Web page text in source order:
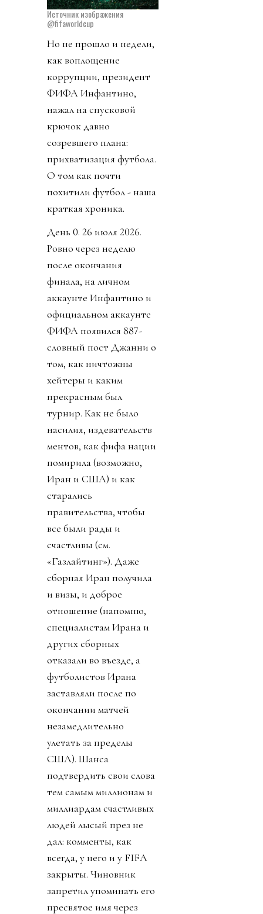
Источник изображения
@fifaworldcup
Но не прошло и недели,
как воплощение
коррупции, президент
ФИФА Инфантино,
нажал на спусковой
крючок давно
созревшего плана:
прихватизация футбола.
О том как почти
похитили футбол - наша
краткая хроника.
День 0. 26 июля 2026.
Ровно через неделю
после окончания
финала, на личном
аккаунте Инфантино и
официальном аккаунте
ФИФА появился 887-
словный пост Джанни о
том, как ничтожны
хейтеры и каким
прекрасным был
турнир. Как не было
насилия, издевательств
ментов, как фифа нации
помирила (возможно,
Иран и США) и как
старались
правительства, чтобы
все были рады и
счастливы (см.
«Газлайтинг»). Даже
сборная Иран получила
и визы, и доброе
отношение (напомню,
специалистам Ирана и
других сборных
отказали во въезде, а
футболистов Ирана
заставляли после по
окончании матчей
незамедлительно
улетать за пределы
США). Шанса
подтвердить свои слова
тем самым миллионам и
миллиардам счастливых
людей лысый през не
дал: комменты, как
всегда, у него и у FIFA
закрыты. Чиновник
запретил упоминать его
пресвятое имя через